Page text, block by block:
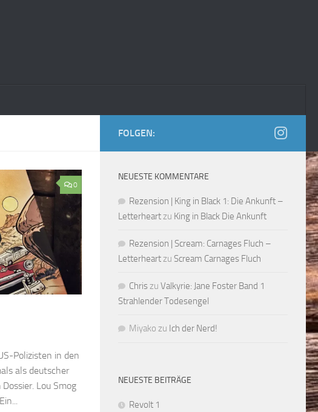
0
Polizisten in den
als deutscher
Lou Smog
FOLGEN:
NEUESTE KOMMENTARE
Rezension | King in Black 1: Die Ankunft –
Letterheartzu King in Black Die Ankunft
Rezension | Scream: Carnages Fluch –
Letterheartzu Scream Carnages Fluch
Chriszu Valkyrie: Jane Foster Band 1
Strahlender Todesengel
Miyako zu Ich der Nerd!
NEUESTE BEITRÄGE
Revolt 1